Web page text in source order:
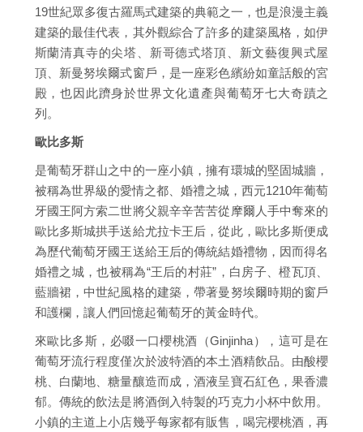
19世紀眾多復古羅馬式建築的典範之一，也是浪漫主義
建築的最佳代表，其外觀綜合了許多的建築風格，如伊
斯蘭清真寺的尖塔、新哥德式塔頂、新文藝復興式屋
頂、新曼努埃爾式窗戶，是一座彩色繽紛如童話般的宮
殿，也因此躋身於世界文化遺產與葡萄牙七大奇蹟之
列。
歐比多斯
是葡萄牙群山之中的一座小鎮，擁有環城的堅固城牆，
被稱為世界級的愛情之都、婚禮之城，西元1210年葡萄
牙國王阿方索二世將父親辛辛苦苦從摩爾人手中奪來的
歐比多斯城拱手送給尤拉卡王后，從此，歐比多斯便成
為歷代葡萄牙國王送給王后的傳統結婚禮物，因而得名
婚禮之城，也被稱為“王后的村莊”，白房子、橙瓦頂、
藍牆裙，中世紀風格的建築，帶著曼努埃爾時期的窗戶
和護欄，讓人們回憶起葡萄牙的黃金時代。
來歐比多斯，必啜一口櫻桃酒（Ginjinha），這可是在
葡萄牙流行程度僅次於波特酒的本土酒精飲品。由酸櫻
桃、白蘭地、糖量釀造而成，酒液呈寶石紅色，果香濃
郁。傳統的飲法是將酒倒入特製的巧克力小杯中飲用。
小鎮的主道上小店幾乎每家都有販售，喝完櫻桃酒，再